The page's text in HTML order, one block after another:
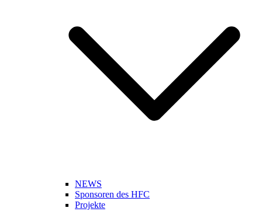
NEWS
Sponsoren des HFC
Projekte